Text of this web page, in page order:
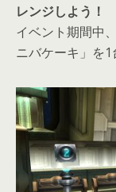
レンジしよう！
イベント期間中
ニバケーキ」を1